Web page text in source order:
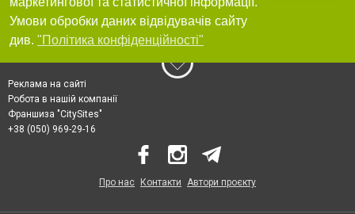
Умови обробки даних відвідувачів сайту
див. "Політика конфіденційності"
Реклама на сайті
Робота в нашій компанії
Франшиза "CitySites"
+38 (050) 969-29-16
Про нас Контакти Автори проєкту